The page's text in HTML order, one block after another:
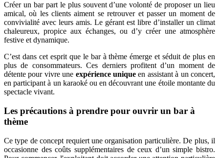
Créer un bar part le plus souvent d’une volonté de proposer un lieu
amical, où les clients aiment se retrouver et passer un moment de
convivialité avec leurs amis. Le gérant est libre d’installer un climat
chaleureux, propice aux échanges, ou d’y créer une atmosphère
festive et dynamique.
C’est dans cet esprit que le bar à thème émerge et séduit de plus en
plus de consommateurs. Ces derniers profitent d’un moment de
détente pour vivre une expérience unique en assistant à un concert,
en participant à un karaoké ou en découvrant une étoile montante du
spectacle vivant.
Les précautions à prendre pour ouvrir un bar à
thème
Ce type de concept requiert une organisation particulière. De plus, il
occasionne des coûts supplémentaires de ceux d’un simple bistro.